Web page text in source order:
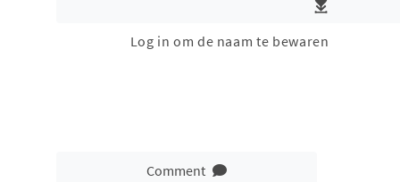
Log in om de naam te bewaren
Comment